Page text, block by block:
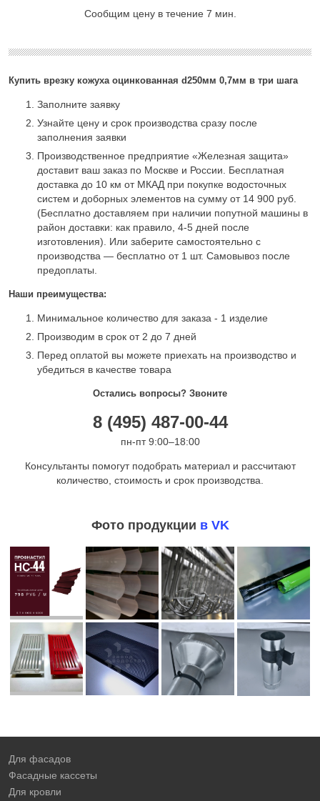
Купить врезку кожуха оцинкованная d250мм 0,7мм в три шага
Заполните заявку
Узнайте цену и срок производства сразу после
заполнения заявки
Производственное предприятие «Железная защита»
доставит ваш заказ по Москве и России. Бесплатная
доставка до 10 км от МКАД при покупке водосточных
систем и доборных элементов на сумму от 14 900 руб.
(Бесплатно доставляем при наличии попутной машины в
район доставки: как правило, 4-5 дней после
изготовления). Или заберите самостоятельно с
производства — бесплатно от 1 шт. Самовывоз после
предоплаты.
Наши преимущества:
Минимальное количество для заказа - 1 изделие
Производим в срок от 2 до 7 дней
Перед оплатой вы можете приехать на производство и
убедиться в качестве товара
Сообщим цену в течение 7 мин.
Остались вопросы? Звоните
8 (495) 487-00-44
пн-пт 9:00–18:00
Консультанты помогут подобрать материал и рассчитают
количество, стоимость и срок производства.
Фото продукции в VK
Для фасадов
Фасадные кассеты
Для кровли